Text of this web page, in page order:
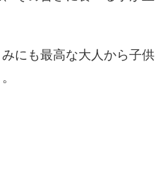
にも最高な大人から子供